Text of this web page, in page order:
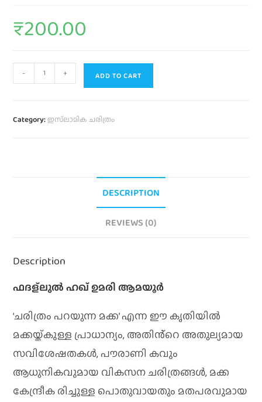
₹200.00
- + ADD TO CART
Category:ഇസ്‌ലാമിക ചരിത്രം
DESCRIPTION
REVIEWS (0)
Description
ഫദള്ലുൽ ഹഖ് ഉമരി ആമയൂർ
‘ചരിത്രം പറയുന്ന മക്ക’ എന്ന ഈ കൃതിയിൽ
മക്കയ്ക്കുള്ള പ്രാധാന്യം, അതിൻ്റെ അതുല്യമായ
സവിശേഷതകൾ, പൗരാണി കവും
ആധുനികവുമായ വികസന ചരിത്രങ്ങൾ, മക്ക
കേന്ദ്രീക രിച്ചുള്ള പൊതുവായതും മതപരവുമായ